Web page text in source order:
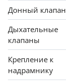
Донный клапан
Дыхательные
клапаны
Крепление к
надрамнику